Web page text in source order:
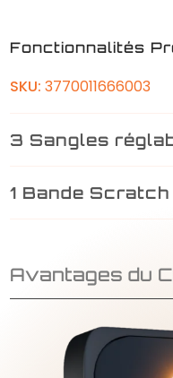
Fonctionnalités
SKU: 3770011666003
3 Sangles
1 Bande
Avantages du